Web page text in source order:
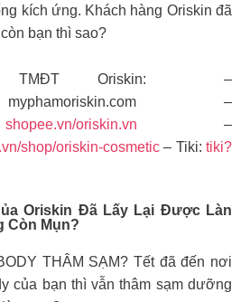
kích ứng. Khách hàng Oriskin đã
bạn thì sao?
TMĐT Oriskin: –
–
shopee.vn/oriskin.vn –
shop/oriskin-cosmetic– Tiki: tiki?
Oriskin Đã Lấy Lại Được Làn
Còn Mụn?
THÂM SẠM? Tết đã đến nơi
của bạn thì vẫn thâm sạm dưỡng